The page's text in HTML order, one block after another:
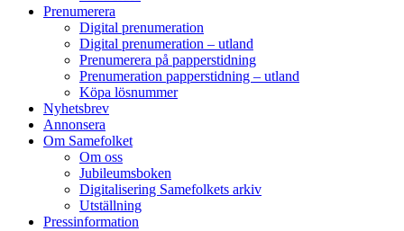
Prenumerera
Digital prenumeration
Digital prenumeration – utland
Prenumerera på papperstidning
Prenumeration papperstidning – utland
Köpa lösnummer
Nyhetsbrev
Annonsera
Om Samefolket
Om oss
Jubileumsboken
Digitalisering Samefolkets arkiv
Utställning
Pressinformation